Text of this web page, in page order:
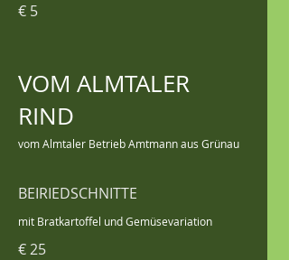
€ 5
VOM ALMTALER
RIND
vom Almtaler Betrieb Amtmann aus Grünau
BEIRIEDSCHNITTE
mit Bratkartoffel und Gemüsevariation
€ 25